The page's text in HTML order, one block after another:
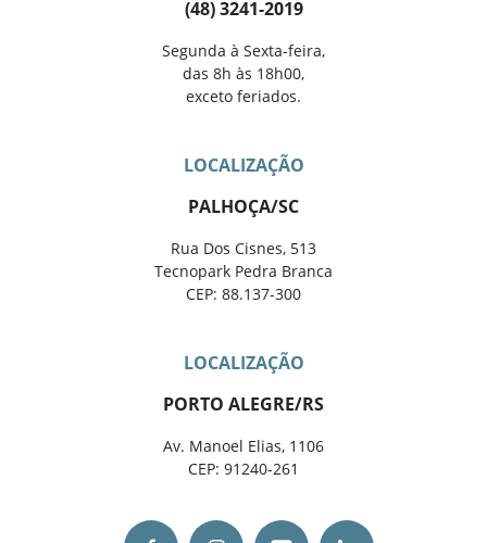
(48) 3241-2019
Segunda à Sexta-feira,
das 8h às 18h00,
exceto feriados.
LOCALIZAÇÃO
PALHOÇA/SC
Rua Dos Cisnes, 513
Tecnopark Pedra Branca
CEP: 88.137-300
LOCALIZAÇÃO
PORTO ALEGRE/RS
Av. Manoel Elias, 1106
CEP: 91240-261